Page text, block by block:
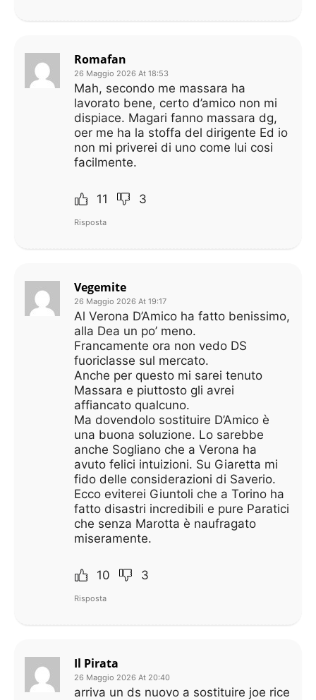
Romafan
26 Maggio 2026 At 18:53
Mah, secondo me massara ha
lavorato bene, certo d’amico non mi
dispiace. Magari fanno massara dg,
oer me ha la stoffa del dirigente Ed io
non mi priverei di uno come lui cosi
facilmente.
11 3
Risposta
Vegemite
26 Maggio 2026 At 19:17
Al Verona D’Amico ha fatto benissimo,
alla Dea un po’ meno.
Francamente ora non vedo DS
fuoriclasse sul mercato.
Anche per questo mi sarei tenuto
Massara e piuttosto gli avrei
affiancato qualcuno.
Ma dovendolo sostituire D’Amico è
una buona soluzione. Lo sarebbe
anche Sogliano che a Verona ha
avuto felici intuizioni. Su Giaretta mi
fido delle considerazioni di Saverio.
Ecco eviterei Giuntoli che a Torino ha
fatto disastri incredibili e pure Paratici
che senza Marotta è naufragato
miseramente.
10 3
Risposta
Il Pirata
26 Maggio 2026 At 20:40
arriva un ds nuovo a sostituire joe rice